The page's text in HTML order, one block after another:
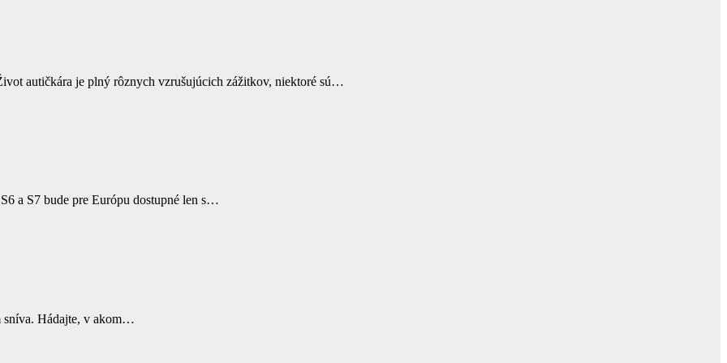
autičkára je plný rôznych vzrušujúcich zážitkov, niektoré sú…
a S7 bude pre Európu dostupné len s…
sníva. Hádajte, v akom…